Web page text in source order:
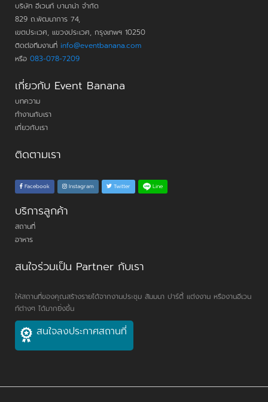
บริษัท อีเวนท์ บานาน่า จำกัด
829 ถ.พัฒนาการ 74,
เขตประเวศ, แขวงประเวศ, กรุงเทพฯ 10250
ติดต่อทีมงานที่ info@eventbanana.com
หรือ 083-078-7209
เกี่ยวกับ Event Banana
บทความ
ทำงานกับเรา
เกี่ยวกับเรา
ติดตามเรา
Facebook Instagram Twitter Line
บริการลูกค้า
สถานที่
อาหาร
สนใจร่วมเป็น Partner กับเรา
ให้สถานที่ของคุณสร้างรายได้จากงานประชุม สัมมนา ปาร์ตี้ แต่งงาน หรืองานอีเวน
ท์ต่างๆ ได้มากยิ่งขึ้น
สนใจลงประกาศสถานที่